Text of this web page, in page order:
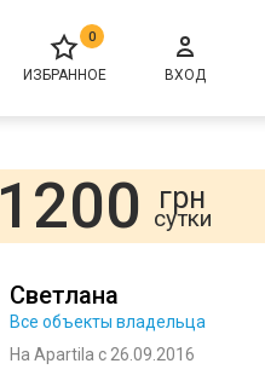
0
ИЗБРАННОЕ ВХОД
1200 грн
сутки
Светлана
Все объекты владельца
На Apartila с 26.09.2016